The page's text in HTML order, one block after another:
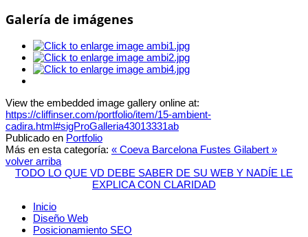
Galería de imágenes
View the embedded image gallery online at:
https://cliffinser.com/portfolio/item/15-ambient-
cadira.html#sigProGalleria43013331ab
Publicado en Portfolio
Más en esta categoría: « Coeva Barcelona Fustes Gilabert »
volver arriba
TODO LO QUE VD DEBE SABER DE SU WEB Y NADÍE LE
EXPLICA CON CLARIDAD
Inicio
Diseño Web
Posicionamiento SEO